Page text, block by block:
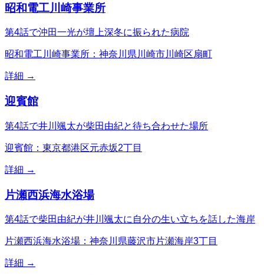
昭和電工川崎事業所
第4話で沖田一光が壇上深冬に振られた病院
昭和電工川崎事業所：神奈川県川崎市川崎区扇町
詳細 →
迎賓館
第4話で井川颯太が柴田由紀と待ち合わせた場所
迎賓館：東京都港区元赤坂2丁目
詳細 →
片瀬西浜海水浴場
第4話で柴田由紀が井川颯太に自分の生い立ちを話した海岸
片瀬西浜海水浴場：神奈川県藤沢市片瀬海岸3丁目
詳細 →